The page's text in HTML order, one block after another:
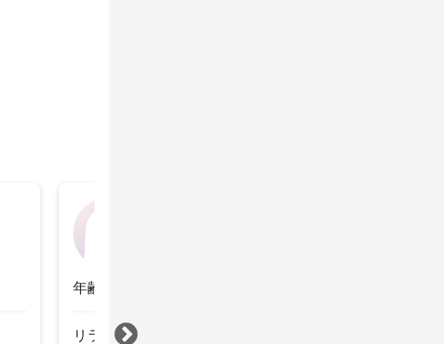
年齢：50代前半
リラックスできました。いつも有難うございます。